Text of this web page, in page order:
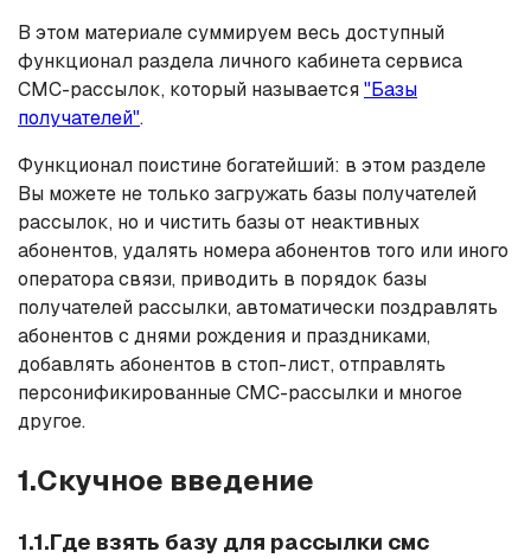
В этом материале суммируем весь доступный
функционал раздела личного кабинета сервиса
СМС-рассылок, который называется"Базы
получателей".
Функционал поистине богатейший: в этом разделе
Вы можете не только загружать базы получателей
рассылок, но и чистить базы от неактивных
абонентов, удалять номера абонентов того или иного
оператора связи, приводить в порядок базы
получателей рассылки, автоматически поздравлять
абонентов с днями рождения и праздниками,
добавлять абонентов в стоп-лист, отправлять
персонификированные СМС-рассылки и многое
другое.
1.Скучное введение
1.1.Где взять базу для рассылки смс